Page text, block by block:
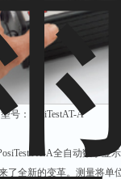
号：PosiTestAT-A
AT-A全自动数字
了全新的变革。测量将单